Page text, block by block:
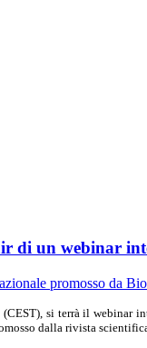
di un webinar
si terrà il webinar
dalla rivista